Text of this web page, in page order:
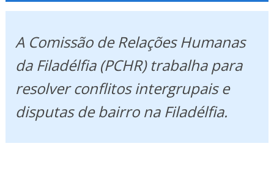
A Comissão de Relações Humanas
da Filadélfia (PCHR) trabalha para
resolver conflitos intergrupais e
disputas de bairro na Filadélfia.